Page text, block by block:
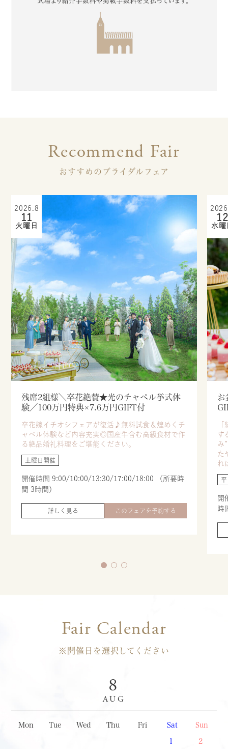
Recommend Fair
おすすめのブライダルフェア
2026.8
11
火曜日
残席2組様＼卒花絶賛★光のチャペル挙式体
験／100万円特典×7.6万円GIFT付
卒花嫁イチオシフェアが復活♪無料試食＆煌めくチ
ャペル体験など内容充実◎国産牛含む高級食材で作
る絶品婚礼料理をご堪能ください。
土曜日開催
開催時間 9:00/10:00/13:30/17:00/18:00 （所要時
間 3時間）
詳しく見る このフェアを予約する
12
水曜
お
す
み
た
れ
平
開
時
Fair Calendar
※開催日を選択してください
8
AUG
Mon Tue Wed Thu Fri Sat Sun
1 2